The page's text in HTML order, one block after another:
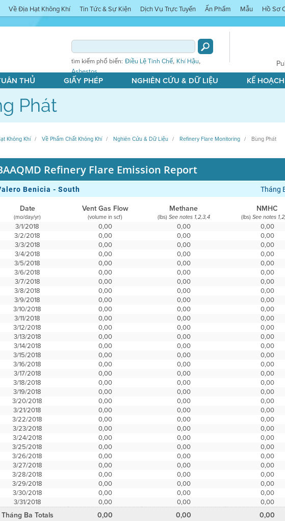
Về Địa Hạt Không Khí Tin Tức & Sự Kiện Dịch Vụ Trực Tuyến Ấn Phẩm Mẫu Hồ Sơ
tìm kiếm phổ biến: Điều Lệ Tinh Chế, Khí Hậu,
Asbestos
THỦ GIẤY PHÉP NGHIÊN CỨU & DỮ LIỆU KẾ
Phát
Không Khí Về Phẩm Chất Không Khí Nghiên Cứu & Dữ Liệu Refinery Flare Monitoring Bùng Phát
Refinery Flare Emission Report
Benicia - South Tháng
Date Vent Gas Flow Methane NMHC
(mo/day/yr) (volume in scf) (lbs) See notes 1,2,3,4 (lbs) See notes
3/1/2018 0,00 0,00 0,00
3/2/2018
0,00 0,00 0,00
3/3/2018
0,00 0,00 0,00
3/4/2018
0,00 0,00 0,00
3/5/2018
0,00 0,00 0,00
3/6/2018
0,00 0,00 0,00
3/7/2018
0,00 0,00 0,00
3/8/2018
0,00 0,00 0,00
3/9/2018
0,00 0,00 0,00
3/10/2018
0,00 0,00 0,00
3/11/2018
0,00 0,00 0,00
3/12/2018
0,00 0,00 0,00
3/13/2018
0,00 0,00 0,00
3/14/2018
0,00 0,00 0,00
3/15/2018
0,00 0,00 0,00
3/16/2018
0,00 0,00 0,00
3/17/2018
0,00 0,00 0,00
3/18/2018
0,00 0,00 0,00
3/19/2018
0,00 0,00 0,00
3/20/2018
0,00 0,00 0,00
3/21/2018
0,00 0,00 0,00
3/22/2018
0,00 0,00 0,00
3/23/2018
0,00 0,00 0,00
3/24/2018
0,00 0,00 0,00
3/25/2018
0,00 0,00 0,00
3/26/2018
0,00 0,00 0,00
3/27/2018
0,00 0,00 0,00
3/28/2018
0,00 0,00 0,00
3/29/2018
0,00 0,00 0,00
3/30/2018
0,00 0,00 0,00
3/31/2018
0,00 0,00 0,00
Tháng Ba Totals 0,00 0,00 0,00